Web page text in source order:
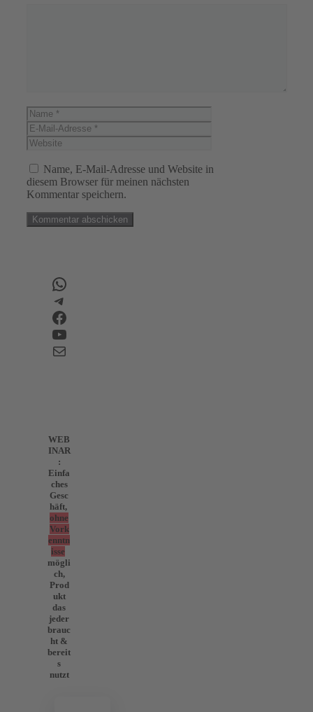
Name
Name, E-Mail-Adresse und Website in
diesem Browser für meinen nächsten
Kommentar speichern.
WhatsApp
Telegram
Facebook
YouTube
E-Mail
WEB
INAR
:
Einfa
ches
Gesc
häft,
ohne
Vork
enntn
isse
mögli
ch,
Prod
ukt
das
jeder
brauc
ht &
bereit
s
nutzt